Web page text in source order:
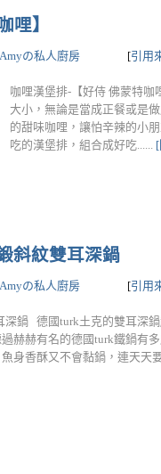
哩】
Amyの私人廚房 [引用
咖哩漢堡排-【好侍 佛蒙特
大小，無論是當成正餐或是
的甜味咖哩，讓怕辛辣的小
吃的漢堡排，組合成好吃......
斜紋雙耳深鍋
Amyの私人廚房 [引用
深鍋 德國turk土克的雙耳深
赫赫有名的德國turk鐵鍋有
身香酥又不會黏鍋，連天天